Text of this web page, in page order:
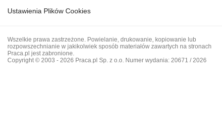
Ustawienia Plików Cookies
Wszelkie prawa zastrzeżone. Powielanie, drukowanie, kopiowanie lub
rozpowszechnianie w jakikolwiek sposób materiałów zawartych na stronach
Praca.pl jest zabronione.
Copyright © 2003 - 2026 Praca.pl Sp. z o.o. Numer wydania: 20671 / 2026